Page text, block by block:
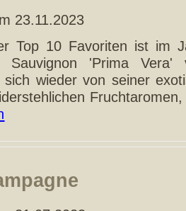
23.11.2023
Top 10 Favoriten ist im
Sauvignon 'Prima
sich wieder von seiner